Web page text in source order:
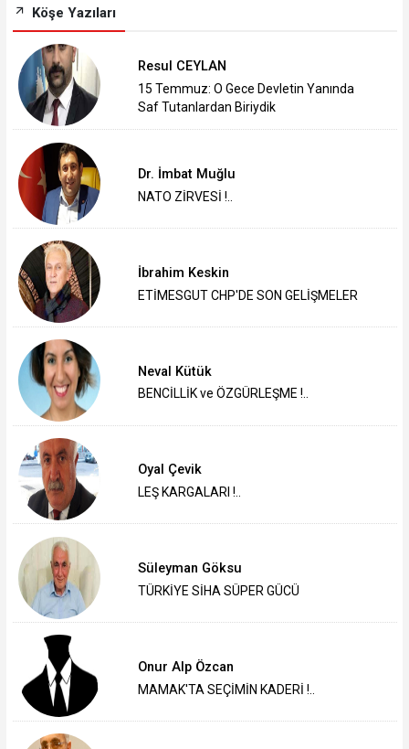
Köşe Yazıları
Resul CEYLAN
15 Temmuz: O Gece Devletin Yanında
Saf Tutanlardan Biriydik
Dr. İmbat Muğlu
NATO ZİRVESİ !..
İbrahim Keskin
ETİMESGUT CHP'DE SON GELİŞMELER
Neval Kütük
BENCİLLİK ve ÖZGÜRLEŞME !..
Oyal Çevik
LEŞ KARGALARI !..
Süleyman Göksu
TÜRKİYE SİHA SÜPER GÜCÜ
Onur Alp Özcan
MAMAK'TA SEÇİMİN KADERİ !..